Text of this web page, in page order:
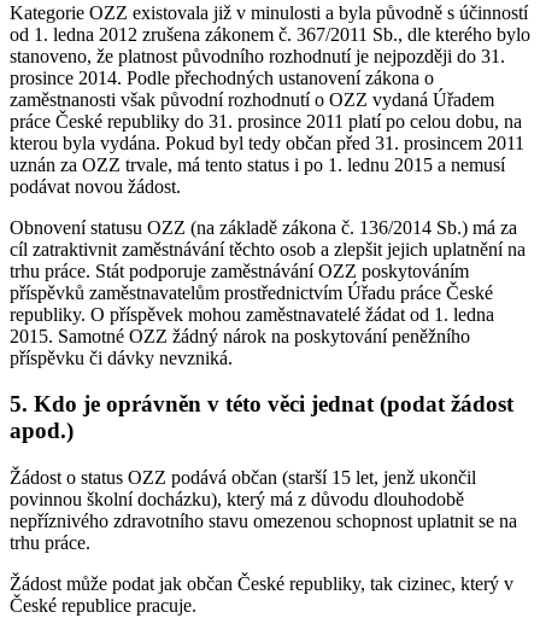
Kategorie OZZ existovala již v minulosti a byla původně s účinností
od 1. ledna 2012 zrušena zákonem č. 367/2011 Sb., dle kterého bylo
stanoveno, že platnost původního rozhodnutí je nejpozději do 31.
prosince 2014. Podle přechodných ustanovení zákona o
zaměstnanosti však původní rozhodnutí o OZZ vydaná Úřadem
práce České republiky do 31. prosince 2011 platí po celou dobu, na
kterou byla vydána. Pokud byl tedy občan před 31. prosincem 2011
uznán za OZZ trvale, má tento status i po 1. lednu 2015 a nemusí
podávat novou žádost.
Obnovení statusu OZZ (na základě zákona č. 136/2014 Sb.) má za
cíl zatraktivnit zaměstnávání těchto osob a zlepšit jejich uplatnění na
trhu práce. Stát podporuje zaměstnávání OZZ poskytováním
příspěvků zaměstnavatelům prostřednictvím Úřadu práce České
republiky. O příspěvek mohou zaměstnavatelé žádat od 1. ledna
2015. Samotné OZZ žádný nárok na poskytování peněžního
příspěvku či dávky nevzniká.
5. Kdo je oprávněn v této věci jednat (podat žádost
apod.)
Žádost o status OZZ podává občan (starší 15 let, jenž ukončil
povinnou školní docházku), který má z důvodu dlouhodobě
nepříznivého zdravotního stavu omezenou schopnost uplatnit se na
trhu práce.
Žádost může podat jak občan České republiky, tak cizinec, který v
České republice pracuje.